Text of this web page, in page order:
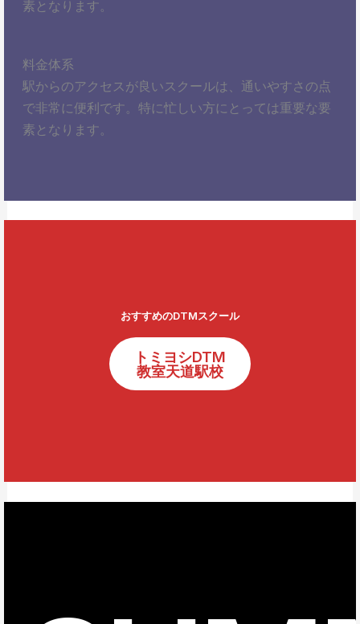
素となります。
料金体系
駅からのアクセスが良いスクールは、通いやすさの点
で非常に便利です。特に忙しい方にとっては重要な要
素となります。
おすすめのDTMスクール
トミヨシDTM
教室天道駅校